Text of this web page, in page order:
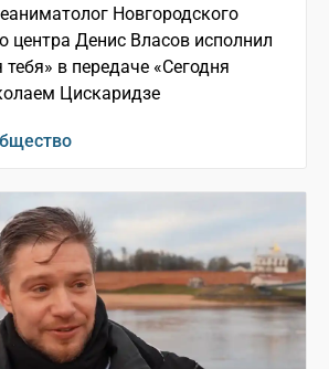
Новгородского
центра Денис Власов исполнил
в передаче «Сегодня
Цискаридзе